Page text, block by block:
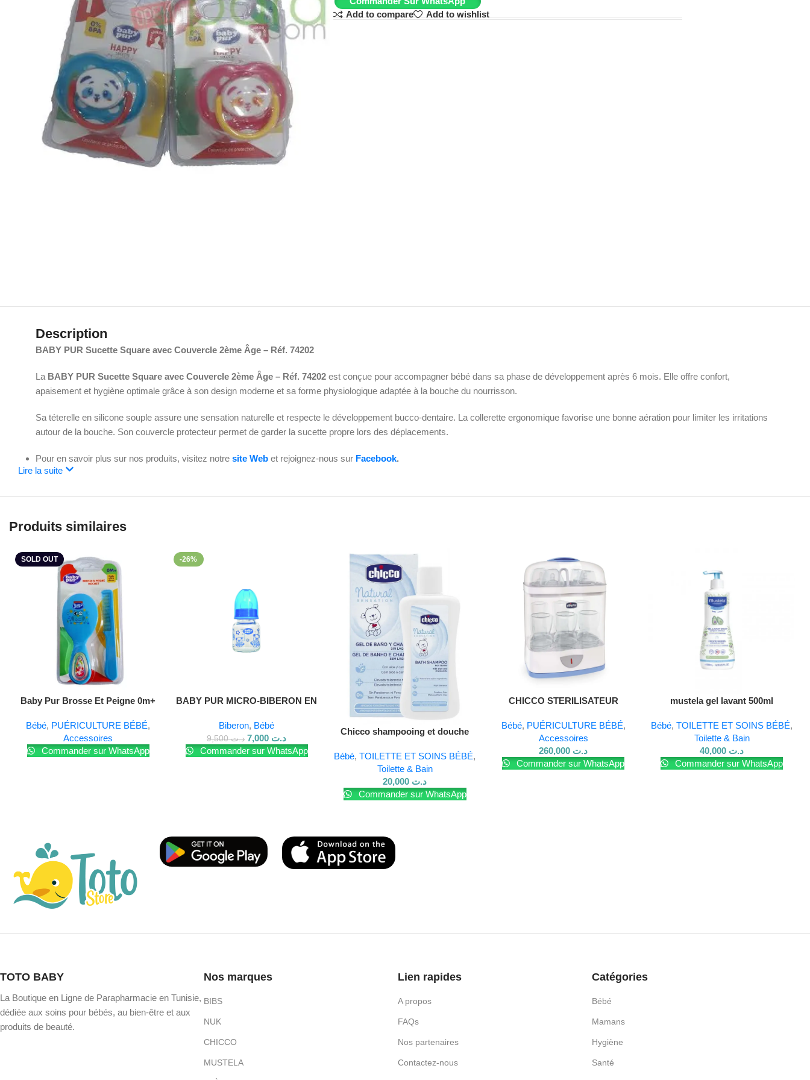
Add to compare
Add to wishlist
Description
BABY PUR Sucette Square avec Couvercle 2ème Âge – Réf. 74202
La BABY PUR Sucette Square avec Couvercle 2ème Âge – Réf. 74202 est conçue pour accompagner bébé dans sa phase de développement après 6 mois. Elle offre confort,
apaisement et hygiène optimale grâce à son design moderne et sa forme physiologique adaptée à la bouche du nourrisson.
Sa téterelle en silicone souple assure une sensation naturelle et respecte le développement bucco-dentaire. La collerette ergonomique favorise une bonne aération pour limiter les irritations
autour de la bouche. Son couvercle protecteur permet de garder la sucette propre lors des déplacements.
Pour en savoir plus sur nos produits, visitez notresite Web et rejoignez-nous sur Facebook.
Lire la suite
Produits similaires
SOLD OUT
Lire La Suite
Baby Pur Brosse Et Peigne 0m+
Bébé, PUÉRICULTURE BÉBÉ,
Accessoires
Commander sur WhatsApp
-26%
BABY PUR MICRO-BIBERON EN
Biberon, Bébé
د.ت9,500 د.ت
Commander sur WhatsApp
Chicco shampooing et douche
Bébé,TOILETTE ET SOINS BÉBÉ,
Toilette & Bain
د.ت
Commander sur WhatsApp
CHICCO STERILISATEUR
Bébé, PUÉRICULTURE BÉBÉ,
Accessoires
د.ت
Commander sur WhatsApp
mustela gel lavant 500ml
Bébé,TOILETTE ET SOINS BÉBÉ,
Toilette & Bain
د.ت
Commander sur WhatsApp
TOTO BABY
La Boutique en Ligne de Parapharmacie en Tunisie,
dédiée aux soins pour bébés, au bien-être et aux
produits de beauté.
Nos marques
BIBS
NUK
CHICCO
MUSTELA
Lien rapides
A propos
FAQs
Nos partenaires
Contactez-nous
Catégories
Bébé
Mamans
Hygiène
Santé